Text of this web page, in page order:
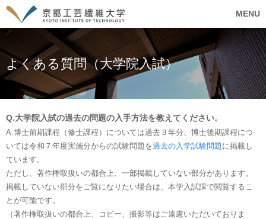
MENU
よくある質問（大学院入試）
Q.大学院入試の過去の問題の入手方法を教えてください。
A.博士前期課程（修士課程）については過去３年分、博士後期課程につ
いては令和７年度実施分からの試験問題を過去の入学試験問題に掲載し
ています。
ただし、著作権取扱いの都合上、一部掲載していない部分があります。
掲載していない部分をご覧になりたい場合は、本学入試課で閲覧するこ
とが可能です。
（著作権取扱いの都合上、コピー、撮影等はご遠慮いただいておりま